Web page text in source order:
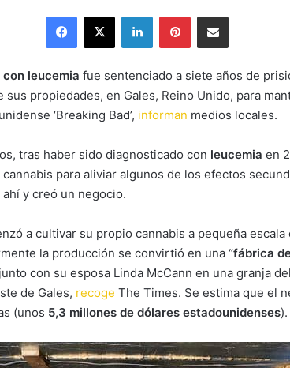
Facebook
X LinkedInPinterestShare via Email
leucemia fue sentenciado a siete años de
sus propiedades, en Gales, Reino Unido, para
‘Breaking Bad’, informan medios locales.
tras haber sido diagnosticado con leucemia en
para aliviar algunos de los efectos
y creó un negocio.
a cultivar su propio cannabis a pequeña escala
la producción se convirtió en una “fábrica
con su esposa Linda McCann en una granja
de Gales, recoge The Times. Se estima que el
(unos 5,3 millones de dólares estadounidenses).